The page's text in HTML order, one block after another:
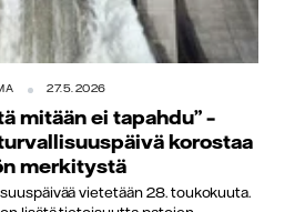
27.5.2026
mitään ei tapahdu” –
korostaa
merkitystä
vietetään 28. toukokuuta.